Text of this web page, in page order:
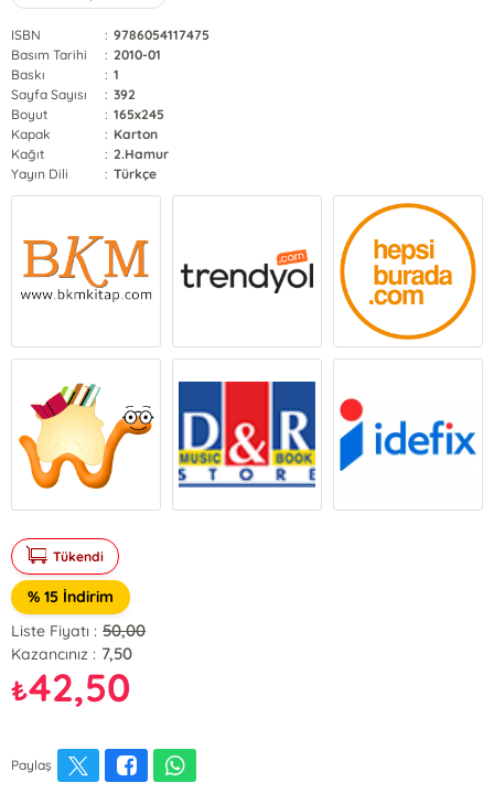
ISBN : 9786054117475
Basım Tarihi
: 2010-01
Baskı
: 1
Sayfa Sayısı
: 392
Boyut
: 165x245
Kapak
: Karton
Kağıt
: 2.Hamur
Yayın Dili
: Türkçe
Tükendi
% 15 İndirim
Liste Fiyatı : 50,00
Kazancınız : 7,50
₺42,50
Paylaş